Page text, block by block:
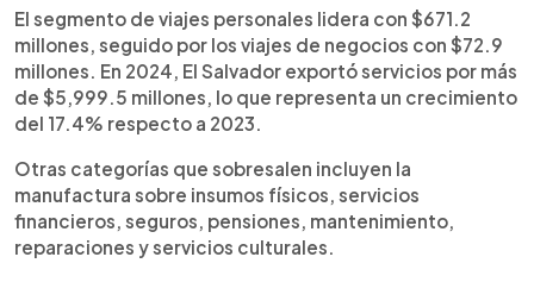
El segmento de viajes personales lidera con $671.2
millones, seguido por los viajes de negocios con $72.9
millones. En 2024, El Salvador exportó servicios por más
de $5,999.5 millones, lo que representa un crecimiento
del 17.4% respecto a 2023.
Otras categorías que sobresalen incluyen la
manufactura sobre insumos físicos, servicios
financieros, seguros, pensiones, mantenimiento,
reparaciones y servicios culturales.